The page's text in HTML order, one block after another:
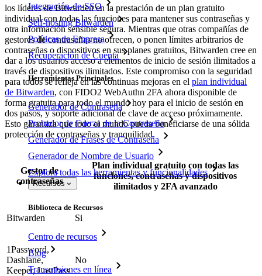
Integración-de-SSO
Self-hosting Bitwarden
Políticas de Empresa
Recuperación de Cuenta
Herramientas Principales
Generador de Contraseña
Probador de Fuerza de la Contraseña
Generador de Frases de Contraseña
Generador de Nombre de Usuario
Explora todas las herramientas y funcionalidades
Recursos
Biblioteca de Recursos
Centro de recursos
Blog
Transmisiones en línea
los líderes de Bitwarden en la prestación de un plan gratuito
individual con todas las funciones para mantener sus contraseñas y
otra información sensible segura. Mientras que otras compañías de
gestores de contraseñas no ofrecen, o ponen límites arbitrarios de
contraseñas o dispositivos en sus planes gratuitos, Bitwarden cree en
dar a los usuarios acceso a elementos de inicio de sesión ilimitados a
través de dispositivos ilimitados. Este compromiso con la seguridad
para todos se refleja en las continuas mejoras en el plan individual
de Bitwarden, con FIDO2 WebAuthn 2FA ahora disponible de
forma gratuita para todo el mundo hoy para el inicio de sesión en
dos pasos, y soporte adicional de clave de acceso próximamente.
Esto garantiza que todo el mundo pueda beneficiarse de una sólida
protección de contraseñas y tranquilidad.
Gestor de
contraseñas
Plan individual gratuito con todas las
funciones, contraseñas y dispositivos
ilimitados y 2FA avanzado
Bitwarden Si
1Password,
Dashlane,
Keeper, LastPass
No